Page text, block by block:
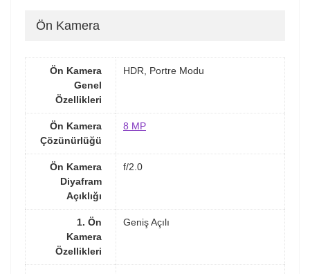
Ön Kamera
Ön Kamera
Genel
Özellikleri
HDR, Portre Modu
Ön Kamera
Çözünürlüğü
8 MP
Ön Kamera
Diyafram
Açıklığı
f/2.0
1. Ön
Kamera
Özellikleri
Geniş Açılı